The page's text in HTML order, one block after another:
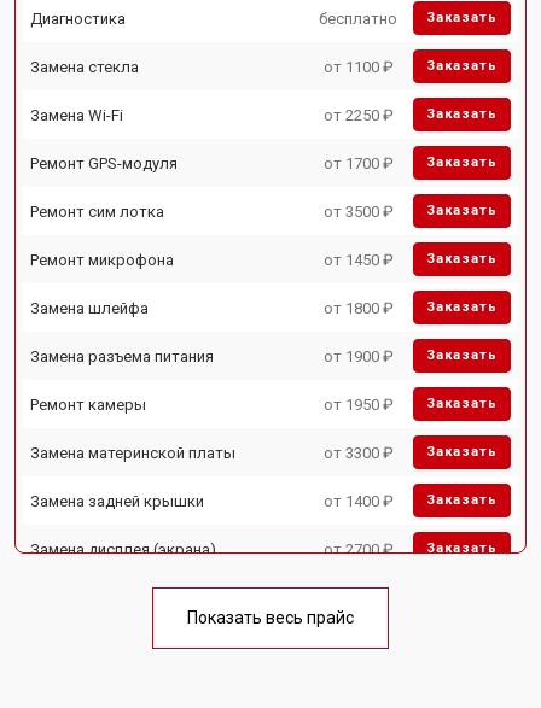
Диагностика бесплатно Заказать
Замена стекла от 1100 ₽ Заказать
Замена Wi-Fi от 2250 ₽ Заказать
Ремонт GPS-модуля от 1700 ₽ Заказать
Ремонт сим лотка от 3500 ₽ Заказать
Ремонт микрофона от 1450 ₽ Заказать
Замена шлейфа от 1800 ₽ Заказать
Замена разъема питания от 1900 ₽ Заказать
Ремонт камеры от 1950 ₽ Заказать
Замена материнской платы от 3300 ₽ Заказать
Замена задней крышки от 1400 ₽ Заказать
Замена дисплея (экрана) от 2700 ₽ Заказать
Замена кнопки включения от 1750 ₽
Показать весь прайс